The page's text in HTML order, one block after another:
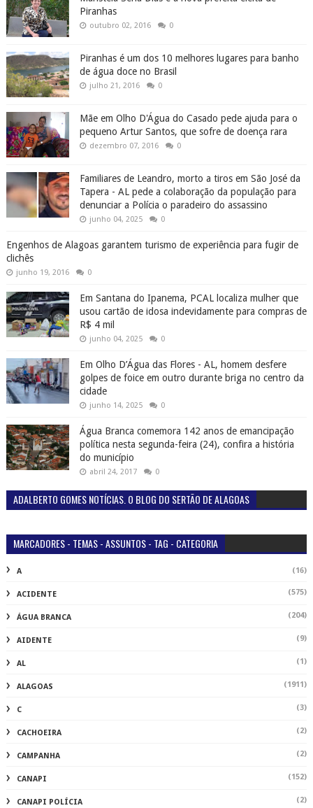
Piranhas
outubro 02, 2016 0
Piranhas é um dos 10 melhores lugares para banho
de água doce no Brasil
julho 21, 2016 0
Mãe em Olho D'Água do Casado pede ajuda para o
pequeno Artur Santos, que sofre de doença rara
dezembro 07, 2016 0
Familiares de Leandro, morto a tiros em São José da
Tapera - AL pede a colaboração da população para
denunciar a Polícia o paradeiro do assassino
junho 04, 2025 0
Engenhos de Alagoas garantem turismo de experiência para fugir de
clichês
junho 19, 2016 0
Em Santana do Ipanema, PCAL localiza mulher que
usou cartão de idosa indevidamente para compras de
R$ 4 mil
junho 04, 2025 0
Em Olho D’Água das Flores - AL, homem desfere
golpes de foice em outro durante briga no centro da
cidade
junho 14, 2025 0
Água Branca comemora 142 anos de emancipação
política nesta segunda-feira (24), confira a história
do município
abril 24, 2017 0
ADALBERTO GOMES NOTÍCIAS. O BLOG DO SERTÃO DE ALAGOAS
MARCADORES - TEMAS - ASSUNTOS - TAG - CATEGORIA
A (16)
ACIDENTE (575)
ÁGUA BRANCA (204)
AIDENTE (9)
AL (1)
ALAGOAS (1911)
C (3)
CACHOEIRA (2)
CAMPANHA (2)
CANAPI (152)
CANAPI POLÍCIA (2)